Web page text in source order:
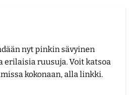
nyt pinkin sävyinen
erilaisia ruusuja. Voit katsoa
kokonaan, alla linkki.